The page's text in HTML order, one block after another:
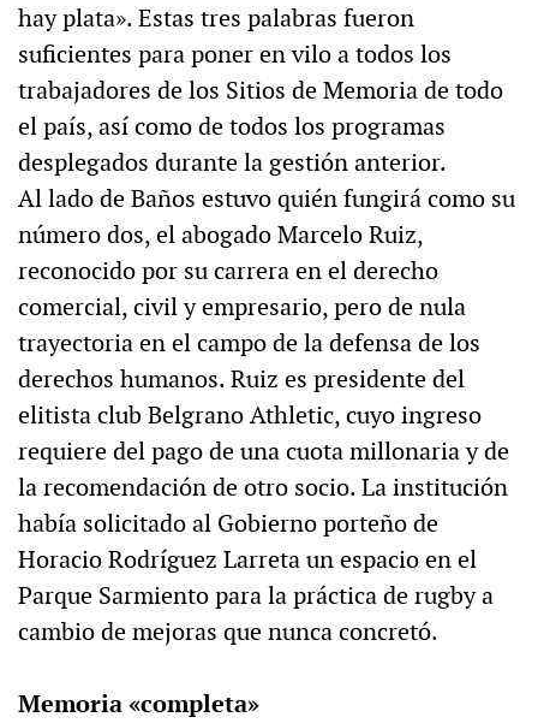
hay plata». Estas tres palabras fueron
suficientes para poner en vilo a todos los
trabajadores de los Sitios de Memoria de todo
el país, así como de todos los programas
desplegados durante la gestión anterior.
Al lado de Baños estuvo quién fungirá como su
número dos, el abogado Marcelo Ruiz,
reconocido por su carrera en el derecho
comercial, civil y empresario, pero de nula
trayectoria en el campo de la defensa de los
derechos humanos. Ruiz es presidente del
elitista club Belgrano Athletic, cuyo ingreso
requiere del pago de una cuota millonaria y de
la recomendación de otro socio. La institución
había solicitado al Gobierno porteño de
Horacio Rodríguez Larreta un espacio en el
Parque Sarmiento para la práctica de rugby a
cambio de mejoras que nunca concretó.
Memoria «completa»